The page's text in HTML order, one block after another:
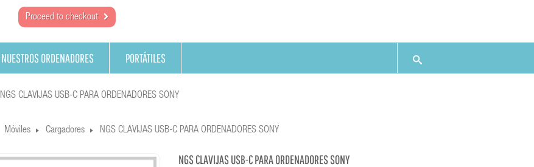
Proceed to checkout
NUESTROS ORDENADORES PORTÁTILES
NGS CLAVIJAS USB-C PARA ORDENADORES SONY
Móviles Cargadores NGS CLAVIJAS USB-C PARA ORDENADORES SONY
NGS CLAVIJAS USB-C PARA ORDENADORES SONY